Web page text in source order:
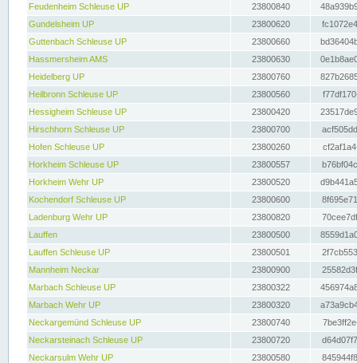
Feudenheim Schleuse UP
23800840
Gundelsheim UP
23800620
Guttenbach Schleuse UP
23800660
Hassmersheim AMS
23800630
Heidelberg UP
23800760
Heilbronn Schleuse UP
23800560
Hessigheim Schleuse UP
23800420
Hirschhorn Schleuse UP
23800700
Hofen Schleuse UP
23800260
Horkheim Schleuse UP
23800557
Horkheim Wehr UP
23800520
Kochendorf Schleuse UP
23800600
Ladenburg Wehr UP
23800820
Lauffen
23800500
Lauffen Schleuse UP
23800501
Mannheim Neckar
23800900
Marbach Schleuse UP
23800322
Marbach Wehr UP
23800320
Neckargemünd Schleuse UP
23800740
Neckarsteinach Schleuse UP
23800720
Neckarsulm Wehr UP
23800580